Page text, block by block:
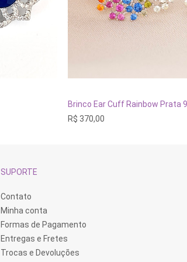
ADICIONAR
Brinco Ear Cuff Rainbow Prata
R$ 370,00
SUPORTE
Contato
Minha conta
Formas de Pagamento
Entregas e Fretes
Trocas e Devoluções